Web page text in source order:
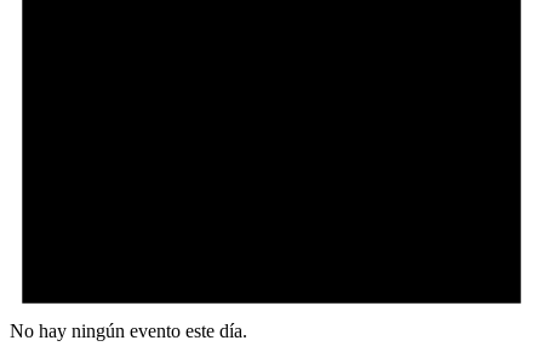
No hay ningún evento este día.